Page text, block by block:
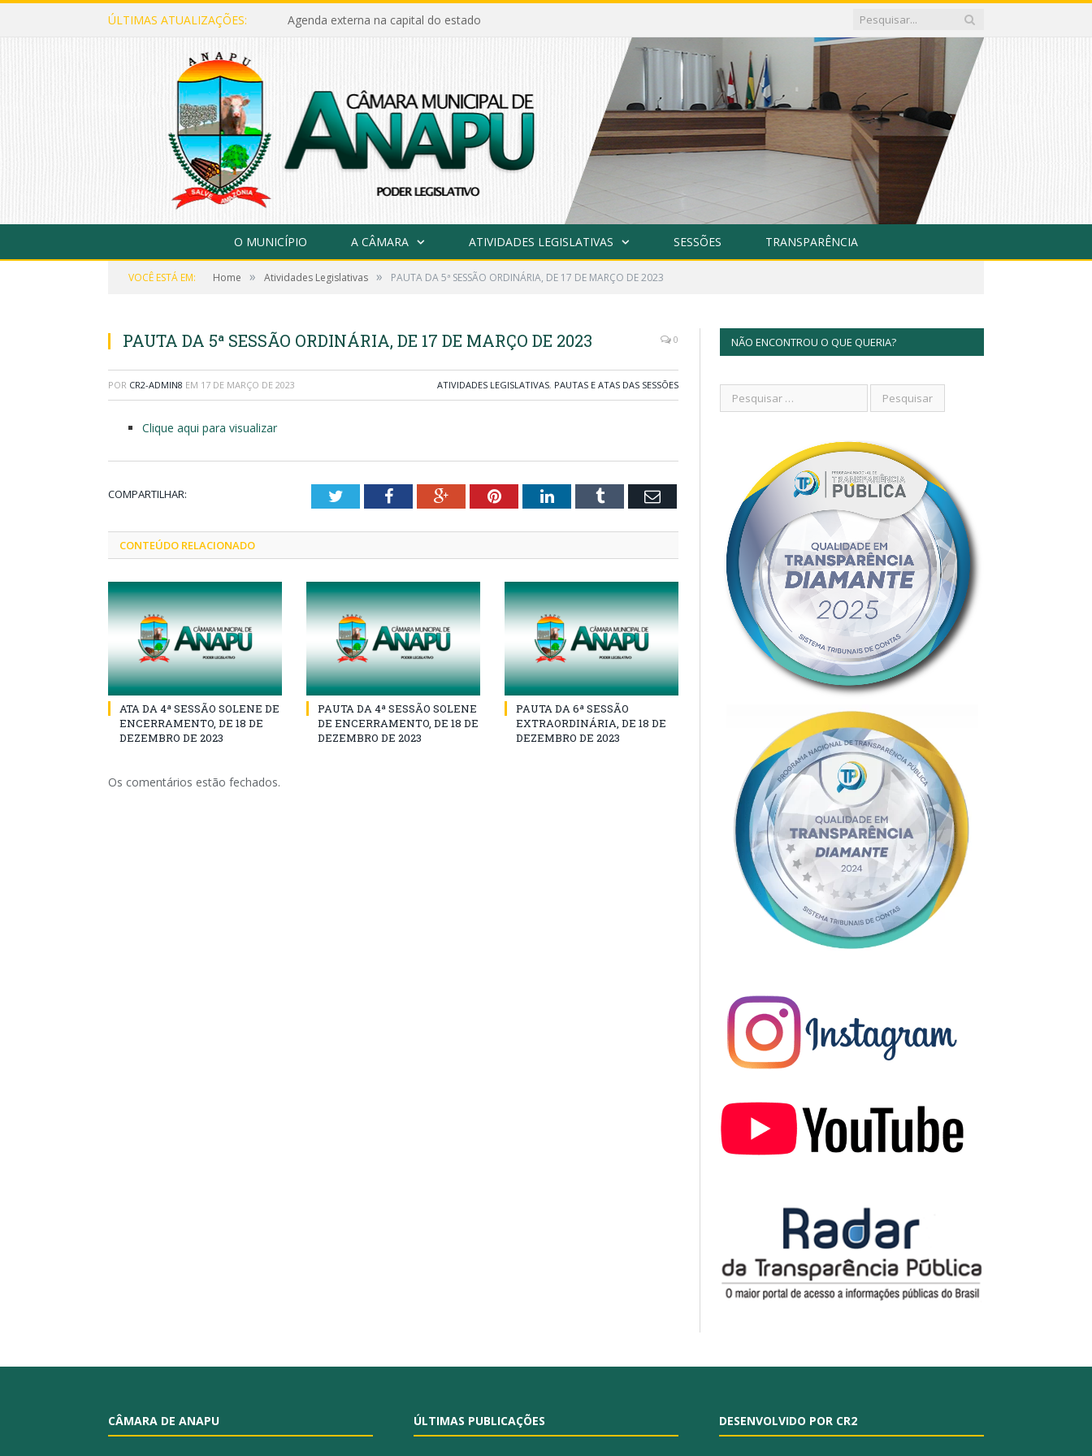
ÚLTIMAS ATUALIZAÇÕES: Agenda externa na capital do estado
O MUNICÍPIO A CÂMARA ATIVIDADES LEGISLATIVAS SESSÕES TRANSPARÊNCIA
VOCÊ ESTÁ EM: Home » Atividades Legislativas » PAUTA DA 5ª SESSÃO ORDINÁRIA, DE 17 DE MARÇO DE 2023
PAUTA DA 5ª SESSÃO ORDINÁRIA, DE 17 DE MARÇO DE 2023 0
POR CR2-ADMIN8 EM 17 DE MARÇO DE 2023 ATIVIDADES LEGISLATIVAS, PAUTAS E ATAS DAS SESSÕES
Clique aqui para visualizar
COMPARTILHAR: TwitterFacebookGoogle+PinterestLinkedInTumblr Email
CONTEÚDO RELACIONADO
ATA DA 4ª SESSÃO SOLENE DE
ENCERRAMENTO, DE 18 DE
DEZEMBRO DE 2023
PAUTA DA 4ª SESSÃO SOLENE
DE ENCERRAMENTO, DE 18 DE
DEZEMBRO DE 2023
PAUTA DA 6ª SESSÃO
EXTRAORDINÁRIA, DE 18 DE
DEZEMBRO DE 2023
Os comentários estão fechados.
NÃO ENCONTROU O QUE QUERIA?
CÂMARA DE ANAPU ÚLTIMAS PUBLICAÇÕES DESENVOLVIDO POR CR2